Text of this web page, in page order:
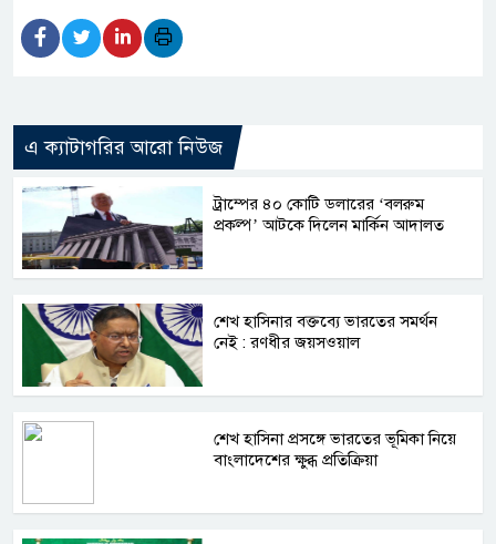
এ ক্যাটাগরির আরো নিউজ
ট্রাম্পের ৪০ কোটি ডলারের ‘বলরুম
প্রকল্প’ আটকে দিলেন মার্কিন আদালত
শেখ হাসিনার বক্তব্যে ভারতের সমর্থন
নেই : রণধীর জয়সওয়াল
শেখ হাসিনা প্রসঙ্গে ভারতের ভূমিকা নিয়ে
বাংলাদেশের ক্ষুব্ধ প্রতিক্রিয়া